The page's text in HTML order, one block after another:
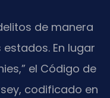
de manera
En lugar
el Código de
codificado en